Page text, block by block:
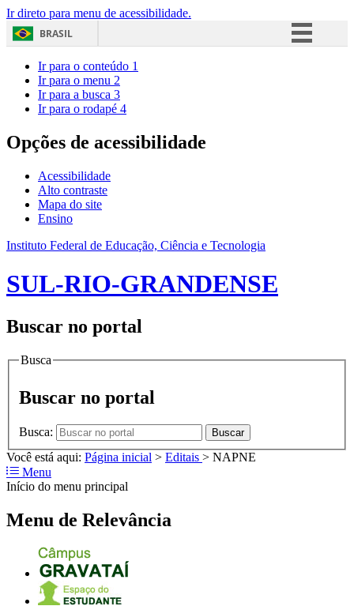
Ir direto para menu de acessibilidade.
BRASIL
Acesso à informação
Ir para o conteúdo 1
Ir para o menu 2
Ir para a busca 3
Ir para o rodapé 4
Opções de acessibilidade
Acessibilidade
Alto contraste
Mapa do site
Ensino
Instituto Federal de Educação, Ciência e Tecnologia
SUL-RIO-GRANDENSE
Buscar no portal
Busca
Buscar no portal
Busca: Buscar
Você está aqui: Página inicial > Editais > NAPNE
Menu
Início do menu principal
Menu de Relevância